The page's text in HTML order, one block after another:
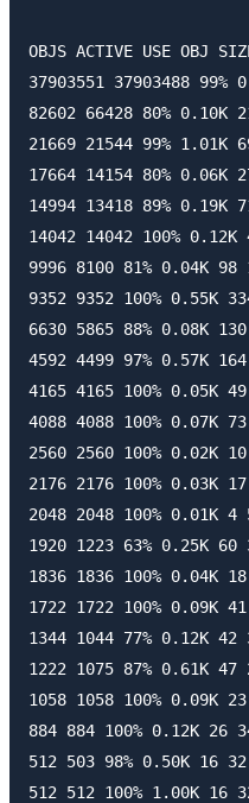
OBJS ACTIVE USE OBJ
37903551 37903488 99%
82602 66428 80% 0.10K
21669 21544 99% 1.01K
17664 14154 80% 0.06K
14994 13418 89% 0.19K
14042 14042 100% 0.12K
9996 8100 81% 0.04K
9352 9352 100% 0.55K
6630 5865 88% 0.08K
4592 4499 97% 0.57K
4165 4165 100% 0.05K
4088 4088 100% 0.07K
2560 2560 100% 0.02K
2176 2176 100% 0.03K
2048 2048 100% 0.01K
1920 1223 63% 0.25K
1836 1836 100% 0.04K
1722 1722 100% 0.09K
1344 1044 77% 0.12K
1222 1075 87% 0.61K 47
1058 1058 100% 0.09K
884 884 100% 0.12K 26
512 503 98% 0.50K 16
512 512 100% 1.00K 16